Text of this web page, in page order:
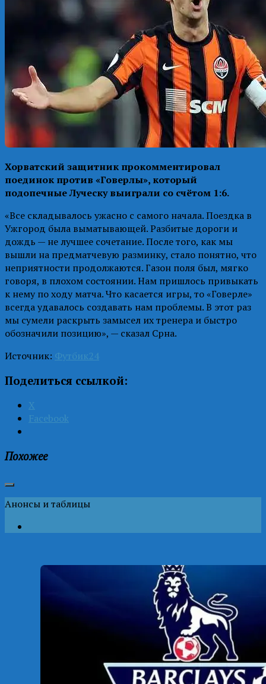
Хорватский защитник прокомментировал
поединок против «Говерлы», который
подопечные Луческу выиграли со счётом 1:6.
«Все складывалось ужасно с самого начала. Поездка в
Ужгород была выматывающей. Разбитые дороги и
дождь — не лучшее сочетание. После того, как мы
вышли на предматчевую разминку, стало понятно, что
неприятности продолжаются. Газон поля был, мягко
говоря, в плохом состоянии. Нам пришлось привыкать
к нему по ходу матча. Что касается игры, то «Говерле»
всегда удавалось создавать нам проблемы. В этот раз
мы сумели раскрыть замысел их тренера и быстро
обозначили позицию», — сказал Срна.
Источник: Футбик24
Поделиться ссылкой:
X
Facebook
Похожее
Анонсы и таблицы